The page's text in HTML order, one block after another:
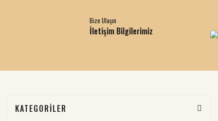
Bize Ulaşın
İletişim Bilgilerimiz
KATEGORİLER